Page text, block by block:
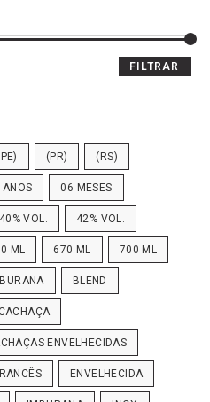
FILTRAR
(PR) (RS)
06 MESES
40% VOL. 42% VOL.
ML 670 ML 700 ML
BLEND
ENVELHECIDAS
ENVELHECIDA